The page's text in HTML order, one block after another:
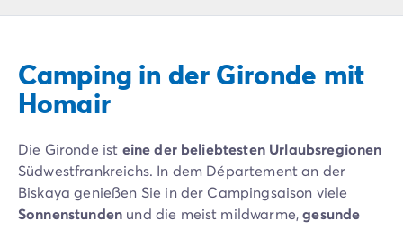
Campingplatz Caorle
Campingplatz Lazise
Campingplatz Lido di Jesolo
Campingplatz Verona
Campingplatz Kroatien
Campingplatz Dalmatien
Campingplatz Cres
Camping in der Gironde mit
Homair
Die Gironde ist eine der beliebtesten Urlaubsregionen
Südwestfrankreichs. In dem Département an der
Biskaya genießen Sie in der Campingsaison viele
Sonnenstunden und die meist mildwarme,gesunde